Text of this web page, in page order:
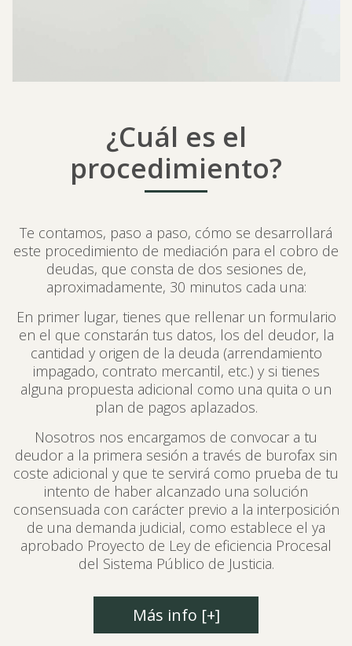
¿Cuál es el
procedimiento?
Te contamos, paso a paso, cómo se desarrollará
este procedimiento de mediación para el cobro de
deudas, que consta de dos sesiones de,
aproximadamente, 30 minutos cada una:
En primer lugar, tienes que rellenar un formulario
en el que constarán tus datos, los del deudor, la
cantidad y origen de la deuda (arrendamiento
impagado, contrato mercantil, etc.) y si tienes
alguna propuesta adicional como una quita o un
plan de pagos aplazados.
Nosotros nos encargamos de convocar a tu
deudor a la primera sesión a través de burofax sin
coste adicional y que te servirá como prueba de tu
intento de haber alcanzado una solución
consensuada con carácter previo a la interposición
de una demanda judicial, como establece el ya
aprobado Proyecto de Ley de eficiencia Procesal
del Sistema Público de Justicia.
Más info [+]